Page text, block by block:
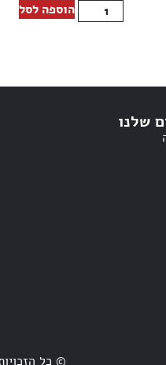
הוספה לסל
שלנו
© כל הזכויות